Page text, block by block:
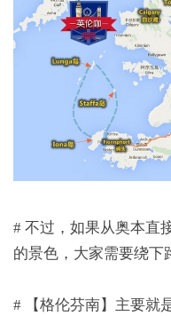
# 不过，如果从奥本直
的景色，大家需要绕下
# 【格伦芬南】主要就